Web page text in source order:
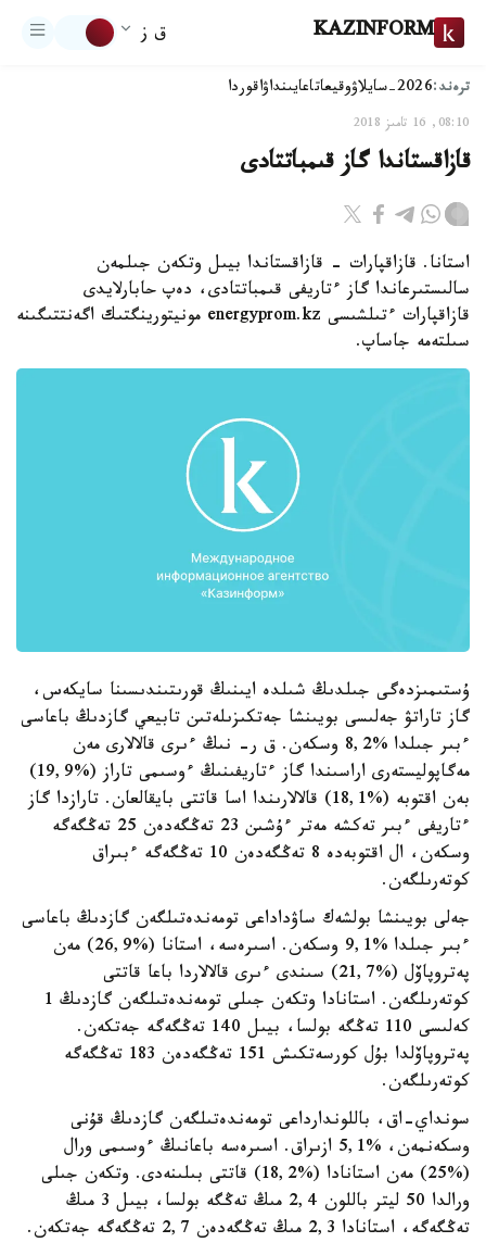
KAZINFORM ق ز
ترەند:2026-سايلاۋ وقيعاتاعايىنداۋاقوردا
08:10, 16 تامىز 2018
قازاقستاندا گاز قىمباتتادى
استانا. قازاقپارات - قازاقستاندا بيىل وتكەن جىلمەن
سالىستىرعاندا گاز ءتاريفى قىمباتتادى، دەپ حابارلايدى
قازاقپارات ءتىلشىسى energyprom.kz مونيتورينگتىك اگەنتتىگىنە
سىلتەمە جاساپ.
ۇستىمىزدەگى جىلدىڭ شىلدە ايىنىڭ قورىتىندىسىنا سايكەس،
گاز تاراتۋ جەلىسى بويىنشا جەتكىزىلەتىن تابيعي گازدىڭ باعاسى
ءبىر جىلدا %8,2 وسكەن. ق ر- نىڭ ءىرى قالالارى مەن
مەگاپوليستەرى اراسىندا گاز ءتاريفىنىڭ ءوسىمى تاراز (%19,9)
بەن اقتوبە (%18,1) قالالارىندا اسا قاتتى بايقالعان. تارازدا گاز
ءتاريفى ءبىر تەكشە مەتر ءۇشىن 23 تەڭگەدەن 25 تەڭگەگە
وسكەن، ال اقتوبەدە 8 تەڭگەدەن 10 تەڭگەگە ءبىراق
كوتەرىلگەن.
جەلى بويىنشا بولشەك ساۋداداعى تومەندەتىلگەن گازدىڭ باعاسى
ءبىر جىلدا %9,1 وسكەن. اسىرەسە، استانا (%26,9) مەن
پەتروپاۆل (%21,7) سىندى ءىرى قالالاردا باعا قاتتى
كوتەرىلگەن. استانادا وتكەن جىلى تومەندەتىلگەن گازدىڭ 1
كەلىسى 110 تەڭگە بولسا، بيىل 140 تەڭگەگە جەتكەن.
پەتروپاۆلدا بۇل كورسەتكىش 151 تەڭگەدەن 183 تەڭگەگە
كوتەرىلگەن.
سونداي-اق، باللوندارداعى تومەندەتىلگەن گازدىڭ قۇنى
وسكەنمەن، %5,1 ازىراق. اسىرەسە باعانىڭ ءوسىمى ورال
(%25) مەن استانادا (%18,2) قاتتى بىلىنەدى. وتكەن جىلى
ورالدا 50 ليتر باللون 2,4 مىڭ تەڭگە بولسا، بيىل 3 مىڭ
تەڭگەگە، استانادا 2,3 مىڭ تەڭگەدەن 2,7 تەڭگەگە جەتكەن.